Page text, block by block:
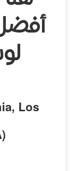
Los